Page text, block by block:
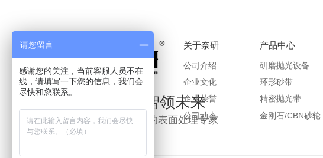
匠心研磨，智领未来
南京奈研，您身边的表面处理专家
关于奈研
公司介绍
企业文化
企业荣誉
公司动态
产品中心
研磨抛光设备
环形砂带
精密抛光带
金刚石/CBN砂轮
请您留言
感谢您的关注，当前客服人员不在
线，请填写一下您的信息，我们会
尽快和您联系。